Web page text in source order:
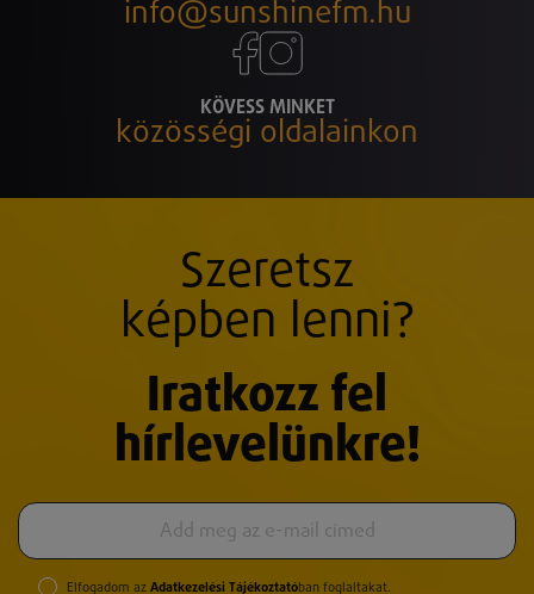
info@sunshinefm.hu
KÖVESS MINKET
közösségi oldalainkon
Szeretsz
képben lenni?
Iratkozz fel
hírlevelünkre!
Elfogadom az Adatkezelési Tájékoztatóban foglaltakat.